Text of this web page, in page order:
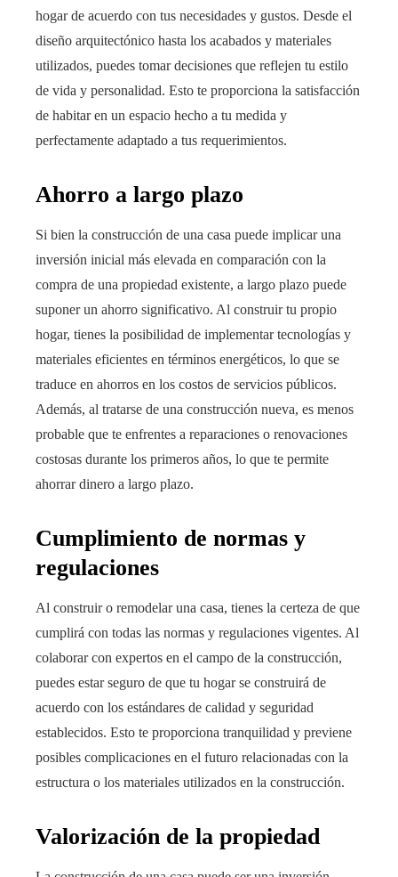
hogar de acuerdo con tus necesidades y gustos. Desde el
diseño arquitectónico hasta los acabados y materiales
utilizados, puedes tomar decisiones que reflejen tu estilo
de vida y personalidad. Esto te proporciona la satisfacción
de habitar en un espacio hecho a tu medida y
perfectamente adaptado a tus requerimientos.
Ahorro a largo plazo
Si bien la construcción de una casa puede implicar una
inversión inicial más elevada en comparación con la
compra de una propiedad existente, a largo plazo puede
suponer un ahorro significativo. Al construir tu propio
hogar, tienes la posibilidad de implementar tecnologías y
materiales eficientes en términos energéticos, lo que se
traduce en ahorros en los costos de servicios públicos.
Además, al tratarse de una construcción nueva, es menos
probable que te enfrentes a reparaciones o renovaciones
costosas durante los primeros años, lo que te permite
ahorrar dinero a largo plazo.
Cumplimiento de normas y
regulaciones
Al construir o remodelar una casa, tienes la certeza de que
cumplirá con todas las normas y regulaciones vigentes. Al
colaborar con expertos en el campo de la construcción,
puedes estar seguro de que tu hogar se construirá de
acuerdo con los estándares de calidad y seguridad
establecidos. Esto te proporciona tranquilidad y previene
posibles complicaciones en el futuro relacionadas con la
estructura o los materiales utilizados en la construcción.
Valorización de la propiedad